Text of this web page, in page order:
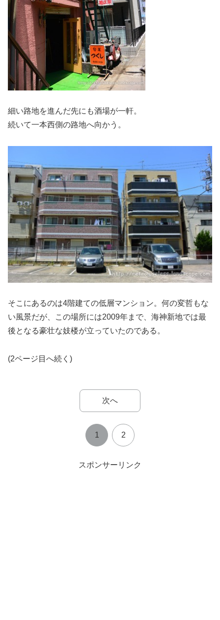
細い路地を進んだ先にも酒場が一軒。
続いて一本西側の路地へ向かう。
そこにあるのは4階建ての低層マンション。何の変哲もな
い風景だが、この場所には2009年まで、海神新地では最
後となる豪壮な妓楼が立っていたのである。
(2ページ目へ続く)
次へ
1 2
スポンサーリンク